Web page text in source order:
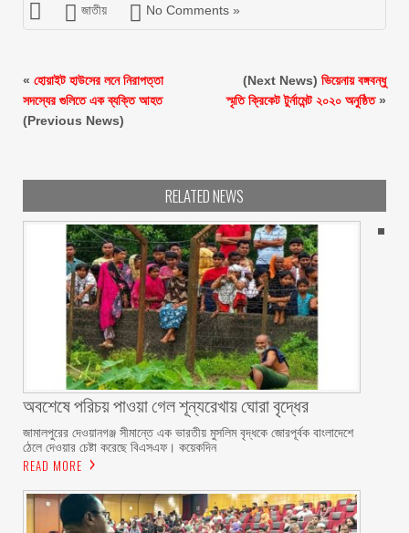
জাতীয় No Comments »
« হোয়াইট হাউসের লনে নিরাপত্তা
সদস্যের গুলিতে এক ব্যক্তি আহত
(Previous News)
(Next News) ভিয়েনায় বঙ্গবন্ধু
স্মৃতি ক্রিকেট টুর্নামেন্ট ২০২০ অনুষ্ঠিত»
RELATED NEWS
অবশেষে পরিচয় পাওয়া গেল শূন্যরেখায় ঘোরা বৃদ্ধের
জামালপুরের দেওয়ানগঞ্জ সীমান্তে এক ভারতীয় মুসলিম বৃদ্ধকে জোরপূর্বক বাংলাদেশে
ঠেলে দেওয়ার চেষ্টা করেছে বিএসএফ। কয়েকদিন
READ MORE